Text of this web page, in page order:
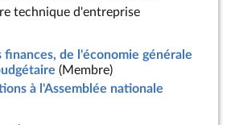
technique d'entreprise
finances, de l'économie générale
(Membre)
à l'Assemblée nationale